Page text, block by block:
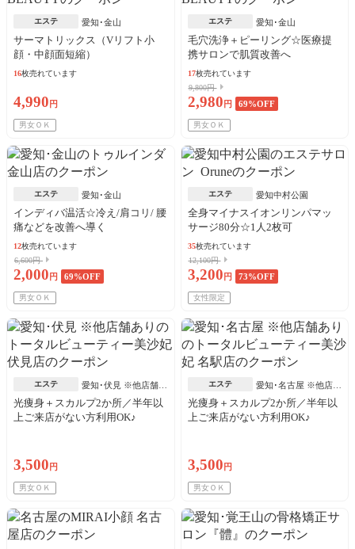
エステ 愛知･金山
サーマトリックス（Vリフト小
顔・中顔面短縮）
16枚売れています
4,990 円
男女ＯＫ
エステ 愛知･金山
毛穴洗浄＋ピーリング☆医療提
携サロンで肌質改善へ
17枚売れています
9,800円
2,980 円 69%OFF
男女ＯＫ
エステ 愛知･金山
インディバ温活☆冷え/肩コリ/ 腰
痛などを改善へ導く
12枚売れています
6,600円
2,000 円 69%OFF
男女ＯＫ
エステ 愛知中村公園
全身マイナスイオンリンパマッ
サージ80分☆1人2枚可
35枚売れています
12,100円
3,200 円 73%OFF
女性限定
エステ
愛知･伏見 ※他店舗あ
り
光痩身＋スカルプ2か所／半年以
上ご来店がない方利用OK♪
3,500 円
男女ＯＫ
エステ
愛知･名古屋 ※他店舗
あり
光痩身＋スカルプ2か所／半年以
上ご来店がない方利用OK♪
3,500 円
男女ＯＫ